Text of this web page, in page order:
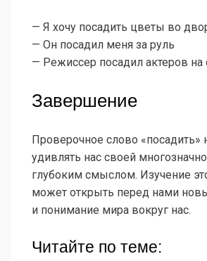
— Я хочу посадить цветы во
— Он посадил меня за руль
— Режиссер посадил актеров на
Завершение
Проверочное слово «посадить»
удивлять нас своей
глубоким смыслом. Изучение
может открыть перед нами
и понимание мира вокруг нас.
Читайте по теме: